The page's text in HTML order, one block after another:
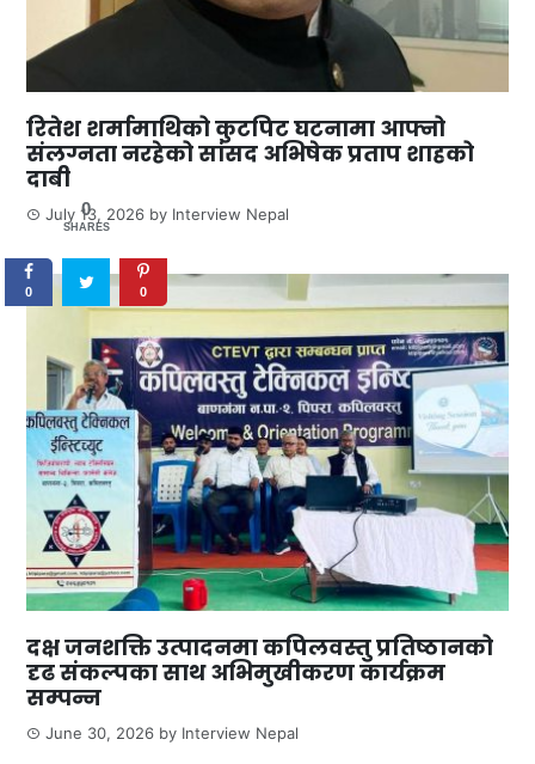
रितेश शर्मामाथिको कुटपिट घटनामा आफ्नो
संलग्नता नरहेको सांसद अभिषेक प्रताप शाहको
दाबी
July 13, 2026 by Interview Nepal
दक्ष जनशक्ति उत्पादनमा कपिलवस्तु प्रतिष्ठानको
दृढ संकल्पका साथ अभिमुखीकरण कार्यक्रम
सम्पन्न
June 30, 2026 by Interview Nepal
0
SHARES
0 0